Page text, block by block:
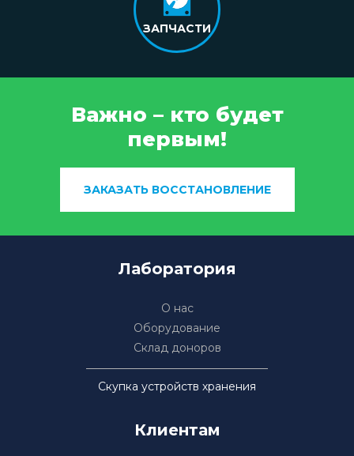
ЗАПЧАСТИ
Важно – кто будет
первым!
ЗАКАЗАТЬ ВОССТАНОВЛЕНИЕ
Лаборатория
О нас
Оборудование
Склад доноров
Скупка устройств хранения
Клиентам